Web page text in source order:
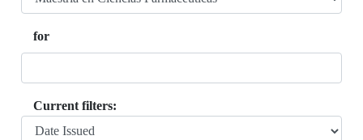
for
Current filters: